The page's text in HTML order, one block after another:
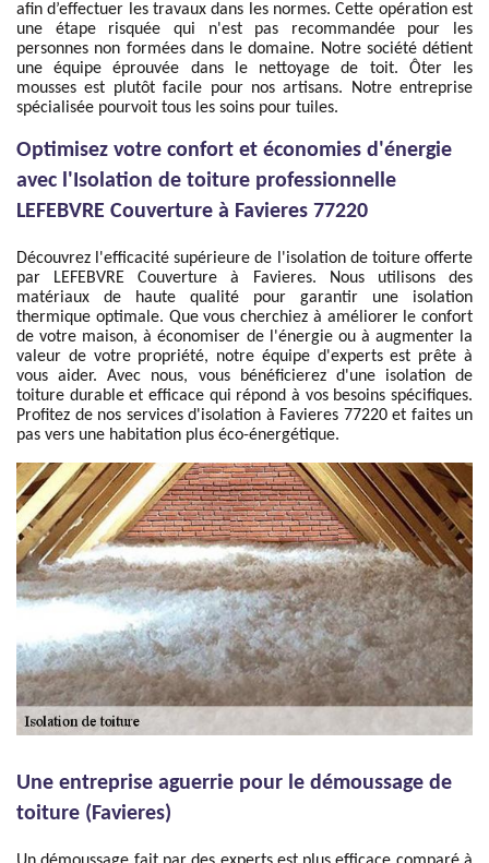
afin d’effectuer les travaux dans les normes. Cette opération est
une étape risquée qui n'est pas recommandée pour les
personnes non formées dans le domaine. Notre société détient
une équipe éprouvée dans le nettoyage de toit. Ôter les
mousses est plutôt facile pour nos artisans. Notre entreprise
spécialisée pourvoit tous les soins pour tuiles.
Optimisez votre confort et économies d'énergie
avec l'Isolation de toiture professionnelle
LEFEBVRE Couverture à Favieres 77220
Découvrez l'efficacité supérieure de l'isolation de toiture offerte
par LEFEBVRE Couverture à Favieres. Nous utilisons des
matériaux de haute qualité pour garantir une isolation
thermique optimale. Que vous cherchiez à améliorer le confort
de votre maison, à économiser de l'énergie ou à augmenter la
valeur de votre propriété, notre équipe d'experts est prête à
vous aider. Avec nous, vous bénéficierez d'une isolation de
toiture durable et efficace qui répond à vos besoins spécifiques.
Profitez de nos services d'isolation à Favieres 77220 et faites un
pas vers une habitation plus éco-énergétique.
Une entreprise aguerrie pour le démoussage de
toiture (Favieres)